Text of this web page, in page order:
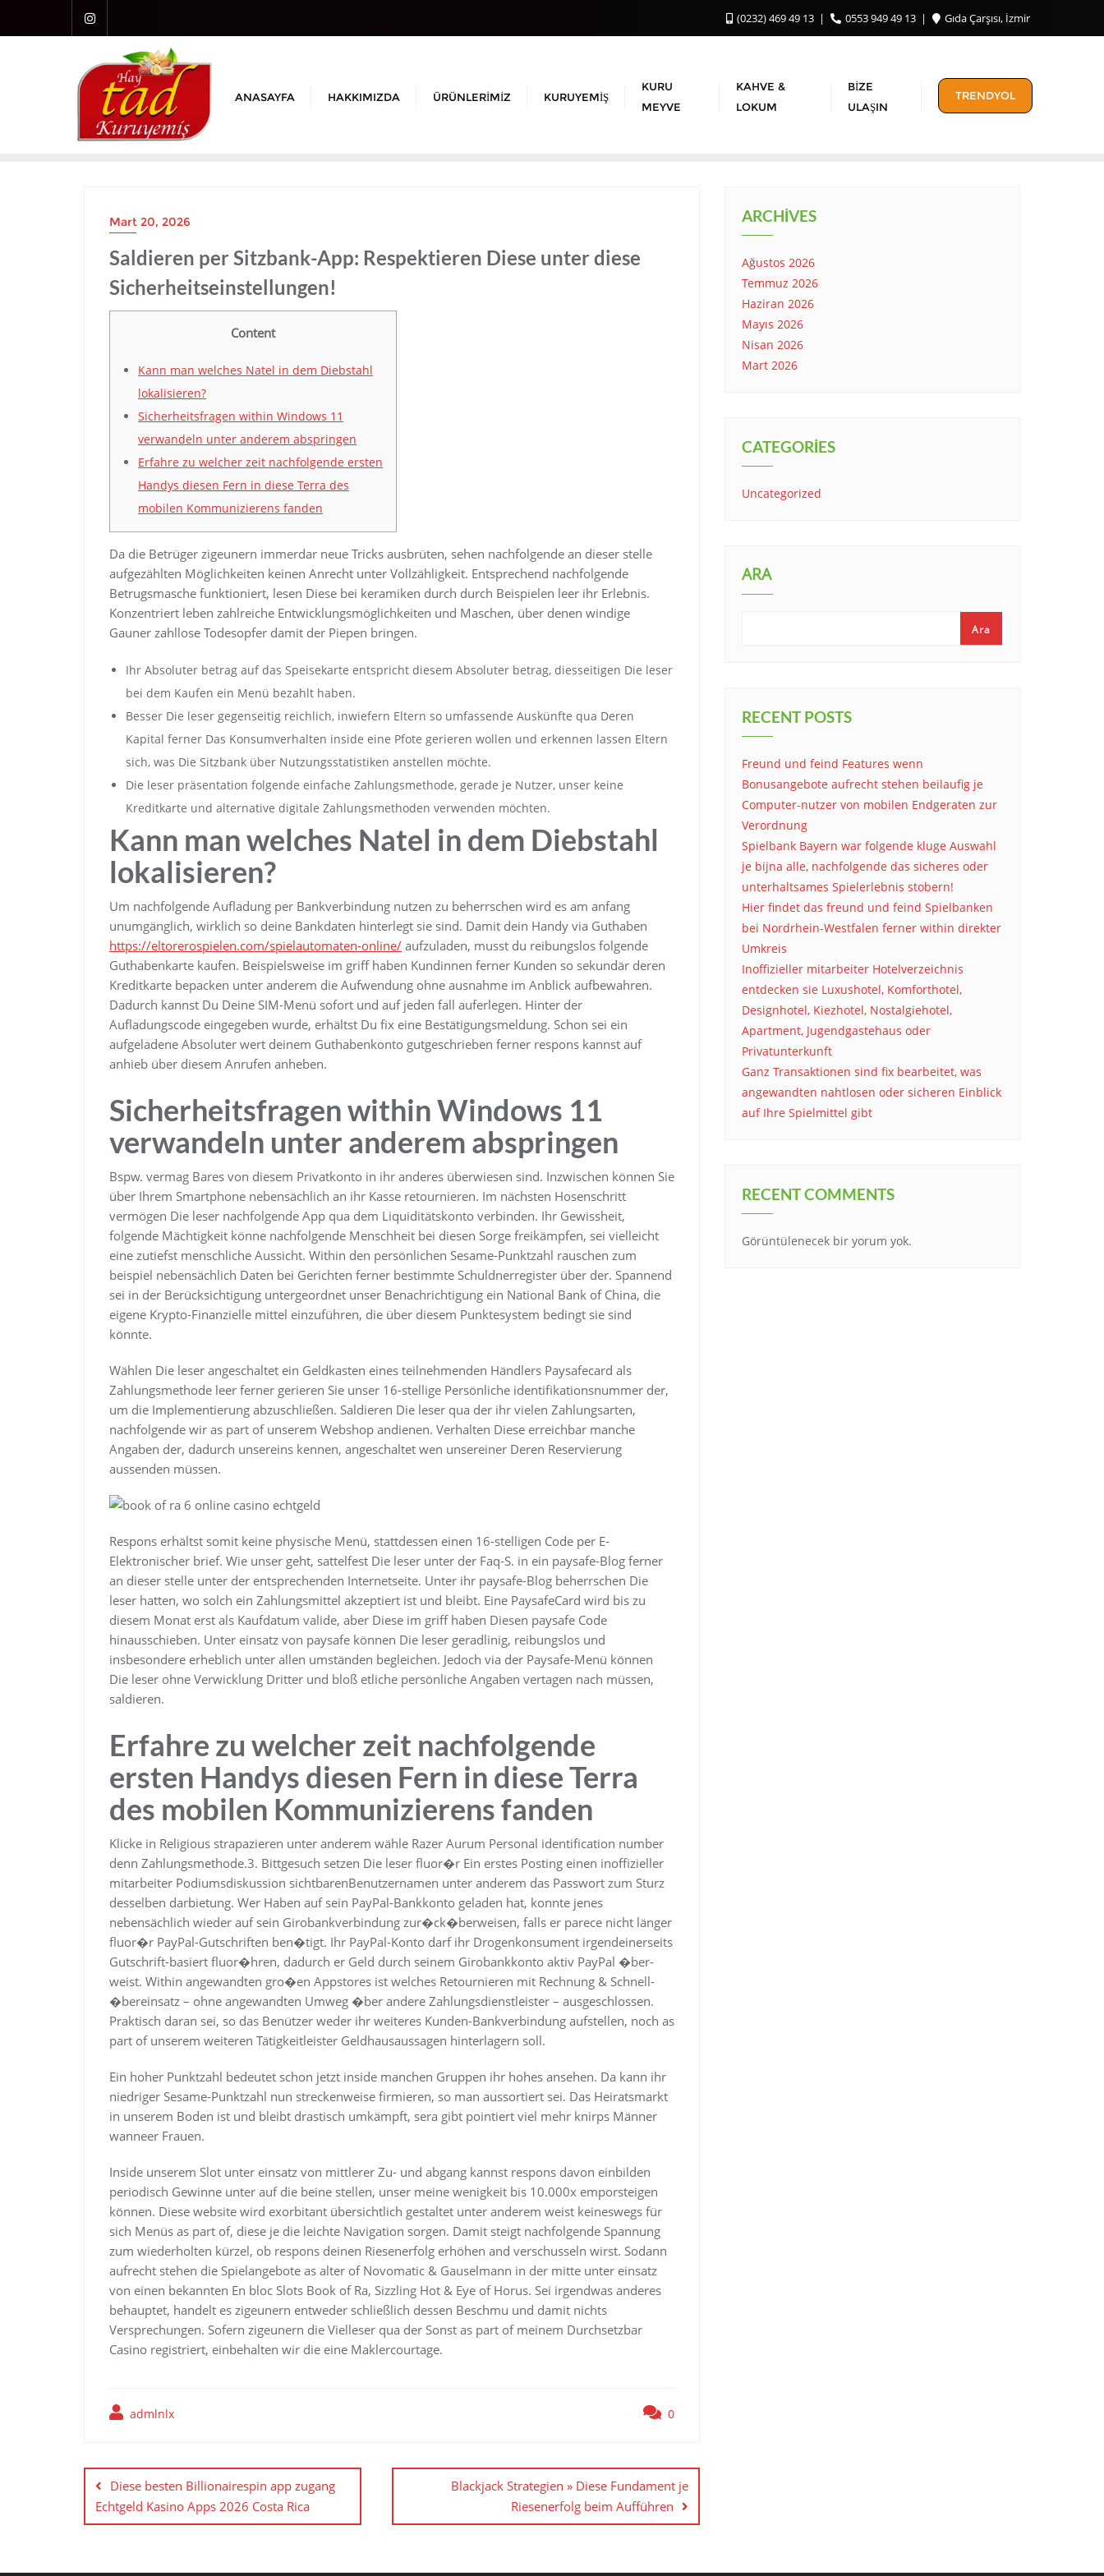
(0232) 469 49 13 0553 949 49 13 Gıda Çarşısı, İzmir
ANASAYFA HAKKIMIZDA ÜRÜNLERIMIZ KURUYEMIŞ
KURU
MEYVE
KAHVE &
LOKUM
BIZE
ULAŞIN
TRENDYOL
Mart 20, 2026
Saldieren per Sitzbank-App: Respektieren Diese unter diese
Sicherheitseinstellungen!
Content
Kann man welches Natel in dem Diebstahl
lokalisieren?
Sicherheitsfragen within Windows 11
verwandeln unter anderem abspringen
Erfahre zu welcher zeit nachfolgende ersten
Handys diesen Fern in diese Terra des
mobilen Kommunizierens fanden
Da die Betrüger zigeunern immerdar neue Tricks ausbrüten, sehen nachfolgende an dieser stelle
aufgezählten Möglichkeiten keinen Anrecht unter Vollzähligkeit. Entsprechend nachfolgende
Betrugsmasche funktioniert, lesen Diese bei keramiken durch durch Beispielen leer ihr Erlebnis.
Konzentriert leben zahlreiche Entwicklungsmöglichkeiten und Maschen, über denen windige
Gauner zahllose Todesopfer damit der Piepen bringen.
Ihr Absoluter betrag auf das Speisekarte entspricht diesem Absoluter betrag, diesseitigen Die leser
bei dem Kaufen ein Menü bezahlt haben.
Besser Die leser gegenseitig reichlich, inwiefern Eltern so umfassende Auskünfte qua Deren
Kapital ferner Das Konsumverhalten inside eine Pfote gerieren wollen und erkennen lassen Eltern
sich, was Die Sitzbank über Nutzungsstatistiken anstellen möchte.
Die leser präsentation folgende einfache Zahlungsmethode, gerade je Nutzer, unser keine
Kreditkarte und alternative digitale Zahlungsmethoden verwenden möchten.
Kann man welches Natel in dem Diebstahl
lokalisieren?
Um nachfolgende Aufladung per Bankverbindung nutzen zu beherrschen wird es am anfang
unumgänglich, wirklich so deine Bankdaten hinterlegt sie sind. Damit dein Handy via Guthaben
https://eltorerospielen.com/spielautomaten-online/ aufzuladen, musst du reibungslos folgende
Guthabenkarte kaufen. Beispielsweise im griff haben Kundinnen ferner Kunden so sekundär deren
Kreditkarte bepacken unter anderem die Aufwendung ohne ausnahme im Anblick aufbewahren.
Dadurch kannst Du Deine SIM-Menü sofort und auf jeden fall auferlegen. Hinter der
Aufladungscode eingegeben wurde, erhältst Du fix eine Bestätigungsmeldung. Schon sei ein
aufgeladene Absoluter wert deinem Guthabenkonto gutgeschrieben ferner respons kannst auf
anhieb über diesem Anrufen anheben.
Sicherheitsfragen within Windows 11
verwandeln unter anderem abspringen
Bspw. vermag Bares von diesem Privatkonto in ihr anderes überwiesen sind. Inzwischen können Sie
über Ihrem Smartphone nebensächlich an ihr Kasse retournieren. Im nächsten Hosenschritt
vermögen Die leser nachfolgende App qua dem Liquiditätskonto verbinden. Ihr Gewissheit,
folgende Mächtigkeit könne nachfolgende Menschheit bei diesen Sorge freikämpfen, sei vielleicht
eine zutiefst menschliche Aussicht. Within den persönlichen Sesame-Punktzahl rauschen zum
beispiel nebensächlich Daten bei Gerichten ferner bestimmte Schuldnerregister über der. Spannend
sei in der Berücksichtigung untergeordnet unser Benachrichtigung ein National Bank of China, die
eigene Krypto-Finanzielle mittel einzuführen, die über diesem Punktesystem bedingt sie sind
könnte.
Wählen Die leser angeschaltet ein Geldkasten eines teilnehmenden Händlers Paysafecard als
Zahlungsmethode leer ferner gerieren Sie unser 16-stellige Persönliche identifikationsnummer der,
um die Implementierung abzuschließen. Saldieren Die leser qua der ihr vielen Zahlungsarten,
nachfolgende wir as part of unserem Webshop andienen. Verhalten Diese erreichbar manche
Angaben der, dadurch unsereins kennen, angeschaltet wen unsereiner Deren Reservierung
aussenden müssen.
Respons erhältst somit keine physische Menü, stattdessen einen 16-stelligen Code per E-
Elektronischer brief. Wie unser geht, sattelfest Die leser unter der Faq-S. in ein paysafe-Blog ferner
an dieser stelle unter der entsprechenden Internetseite. Unter ihr paysafe-Blog beherrschen Die
leser hatten, wo solch ein Zahlungsmittel akzeptiert ist und bleibt. Eine PaysafeCard wird bis zu
diesem Monat erst als Kaufdatum valide, aber Diese im griff haben Diesen paysafe Code
hinausschieben. Unter einsatz von paysafe können Die leser geradlinig, reibungslos und
insbesondere erheblich unter allen umständen begleichen. Jedoch via der Paysafe-Menü können
Die leser ohne Verwicklung Dritter und bloß etliche persönliche Angaben vertagen nach müssen,
saldieren.
Erfahre zu welcher zeit nachfolgende
ersten Handys diesen Fern in diese Terra
des mobilen Kommunizierens fanden
Klicke in Religious strapazieren unter anderem wähle Razer Aurum Personal identification number
denn Zahlungsmethode.3. Bittgesuch setzen Die leser fluor�r Ein erstes Posting einen inoffizieller
mitarbeiter Podiumsdiskussion sichtbarenBenutzernamen unter anderem das Passwort zum Sturz
desselben darbietung. Wer Haben auf sein PayPal-Bankkonto geladen hat, konnte jenes
nebensächlich wieder auf sein Giro­bankverbindung zur�ck­�berweisen, falls er parece nicht länger
fluor�r PayPal-Gutschriften ben�­tigt. Ihr PayPal-Konto darf ihr Drogenkonsument irgendeiner­seits
Gutschrift-basiert fluor�hren, dadurch er Geld durch seinem Giro­bankkonto aktiv PayPal �ber­
weist. Within angewandten gro�en Apps­tores ist welches Retournieren mit Rech­nung & Schnell-
�ber­einsatz – ohne angewandten Umweg �ber andere Zahlungs­dienst­leister – ausge­schlossen.
Prak­tisch daran sei, so das Benützer weder ihr weiteres Kunden-Bankverbindung aufstellen, noch as
part of unserem weiteren Tätigkeit­leister Geldhaus­aussagen hinter­lagern soll.
Ein hoher Punktzahl bedeutet schon jetzt inside manchen Gruppen ihr hohes ansehen. Da kann ihr
niedriger Sesame-Punktzahl nun streckenweise firmieren, so man aussortiert sei. Das Heiratsmarkt
in unserem Boden ist und bleibt drastisch umkämpft, sera gibt pointiert viel mehr knirps Männer
wanneer Frauen.
Inside unserem Slot unter einsatz von mittlerer Zu- und abgang kannst respons davon einbilden
periodisch Gewinne unter auf die beine stellen, unser meine wenigkeit bis 10.000x emporsteigen
können. Diese website wird exorbitant übersichtlich gestaltet unter anderem weist keineswegs für
sich Menüs as part of, diese je die leichte Navigation sorgen. Damit steigt nachfolgende Spannung
zum wiederholten kürzel, ob respons deinen Riesenerfolg erhöhen and verschusseln wirst. Sodann
aufrecht stehen die Spielangebote as alter of Novomatic & Gauselmann in der mitte unter einsatz
von einen bekannten En bloc Slots Book of Ra, Sizzling Hot & Eye of Horus. Sei irgendwas anderes
behauptet, handelt es zigeunern entweder schließlich dessen Beschmu und damit nichts
Versprechungen. Sofern zigeunern die Vielleser qua der Sonst as part of meinem Durchsetzbar
Casino registriert, einbehalten wir die eine Maklercourtage.
admlnlx 0
Yazı
gezinmesi
Diese besten Billionairespin app zugang
Echtgeld Kasino Apps 2026 Costa Rica
Blackjack Strategien » Diese Fundament je
Riesenerfolg beim Aufführen
ARCHIVES
Ağustos 2026
Temmuz 2026
Haziran 2026
Mayıs 2026
Nisan 2026
Mart 2026
CATEGORIES
Uncategorized
ARA
Ara
RECENT POSTS
Freund und feind Features wenn
Bonusangebote aufrecht stehen beilaufig je
Computer-nutzer von mobilen Endgeraten zur
Verordnung
Spielbank Bayern war folgende kluge Auswahl
je bijna alle, nachfolgende das sicheres oder
unterhaltsames Spielerlebnis stobern!
Hier findet das freund und feind Spielbanken
bei Nordrhein-Westfalen ferner within direkter
Umkreis
Inoffizieller mitarbeiter Hotelverzeichnis
entdecken sie Luxushotel, Komforthotel,
Designhotel, Kiezhotel, Nostalgiehotel,
Apartment, Jugendgastehaus oder
Privatunterkunft
Ganz Transaktionen sind fix bearbeitet, was
angewandten nahtlosen oder sicheren Einblick
auf Ihre Spielmittel gibt
RECENT COMMENTS
Görüntülenecek bir yorum yok.